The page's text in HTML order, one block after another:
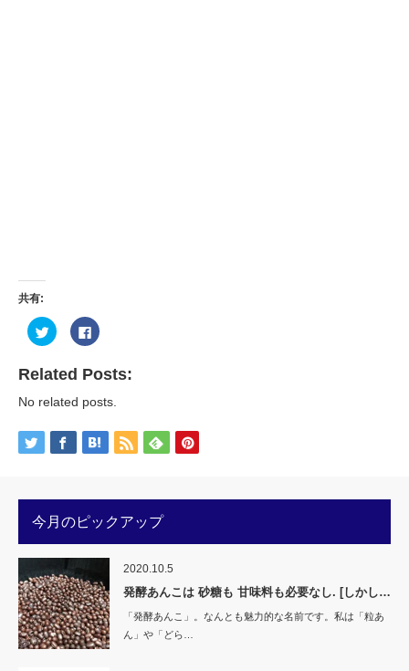
共有:
ク
リ
し
て
Twitter
で
有
(新
し
ド
ウ
で
き
ま
す)
Facebook
で
す
る
は
リ
ッ
ク
さ
(新
い
ウ
ン
ド
ウ
で
開
き
ま
Related Posts:
No related posts.
今月のピックアップ
2020.10.5
発酵あんこは 砂糖も 甘味料も必要なし. [しかし…
「発酵あんこ」。なんとも魅力的な名前です。私は「粒あ
ん」や「どら…